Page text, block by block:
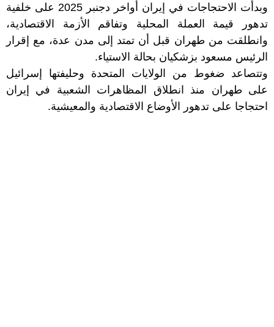
وبدأت الاحتجاجات في إيران أواخر دجنبر 2025 على خلفية
تدهور قيمة العملة المحلية وتفاقم الأزمة الاقتصادية،
وانطلقت من طهران قبل أن تمتد إلى مدن عدة، مع إقرار
الرئيس مسعود بزشكيان بحالة الاستياء.
وتتصاعد ضغوط من الولايات المتحدة وحليفتها إسرائيل
على طهران منذ انطلاق المظاهرات الشعبية في إيران
احتجاجا على تدهور الأوضاع الاقتصادية والمعيشية.